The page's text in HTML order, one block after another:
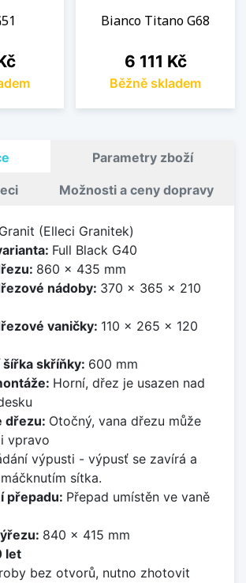
Bianco Titano G68
Cena
6 111 Kč
Běžně skladem
Parametry zboží
Možnosti a ceny dopravy
Granit (Elleci Granitek)
Full Black G40
860 x 435 mm
nádoby: 370 x 365 x 210
vaničky: 110 x 265 x 120
šířka skříňky: 600 mm
Horní, dřez je usazen nad
dřezu: Otočný, vana dřezu může
vpravo
výpusti - výpusť se zavírá a
sítka.
přepadu: Přepad umístěn ve vaně
840 x 415 mm
let
bez otvorů, nutno zhotovit